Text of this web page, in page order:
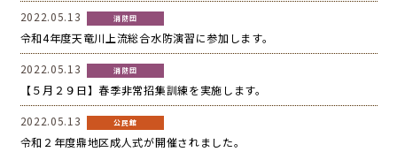
かなえの人特集
2022.05.13 消防団
令和4年度天竜川上流総合水防演習に参加します。
2022.05.13 消防団
【５月２９日】春季非常招集訓練を実施します。
2022.05.13 公民館
令和２年度鼎地区成人式が開催されました。